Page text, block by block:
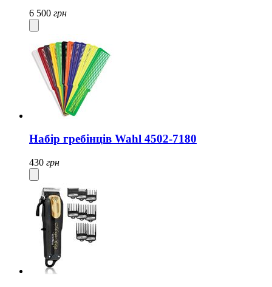
6 500 грн
Набір гребінців Wahl 4502-7180
430 грн